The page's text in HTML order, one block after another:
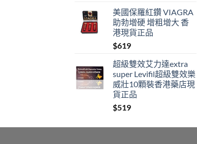
$519
through
美國保羅紅鑽 VIAGRA
助勃增硬 增粗增大 香
港現貨正品
$619
超級雙效艾力達extra
super Levifil超級雙效樂
威壯10顆裝香港藥店現
貨正品
$519